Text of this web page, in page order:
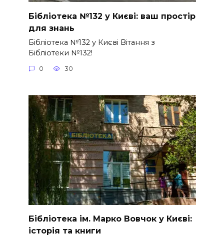
Бібліотека №132 у Києві: ваш простір
для знань
Бібліотека №132 у Києві Вітання з
Бібліотеки №132!
0 30
Бібліотека ім. Марко Вовчок у Києві:
історія та книги